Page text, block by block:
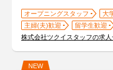
オープニングスタッフ 大
主婦(夫)歓迎
留学生歓迎
株式会社ツクイスタッフの求
NEW